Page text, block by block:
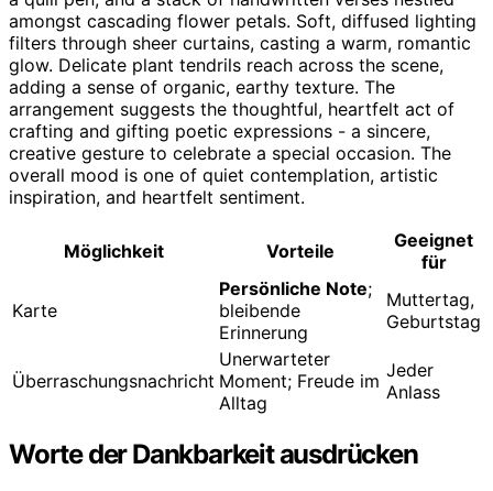
Möglichkeit Vorteile
Geeignet
für
Karte
Persönliche Note;
bleibende
Erinnerung
Muttertag,
Geburtstag
Überraschungsnachricht
Unerwarteter
Moment; Freude im
Alltag
Jeder
Anlass
Worte der Dankbarkeit ausdrücken